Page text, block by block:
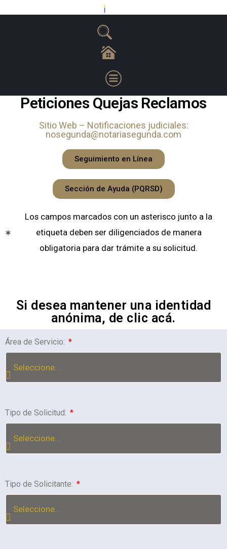
Peticiones Quejas Reclamos
Sitio Web – Notificaciones judiciales:
nosegunda@notariasegunda.com
Seguimiento en Línea
Sección de Ayuda (PQRSD)
Los campos marcados con un asterisco junto a la
etiqueta deben ser diligenciados de manera
obligatoria para dar trámite a su solicitud.
Si desea mantener una identidad
anónima, de clic acá.
Área de Servicio:
Tipo de Solicitud:
Tipo de Solicitante: